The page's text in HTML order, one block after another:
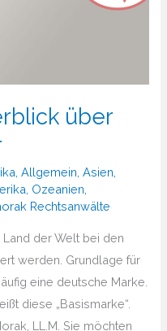
über
,Allgemein ,Asien
Ozeanien
Rechtsanwälte
der Welt bei den
werden. Grundlage für
eine deutsche Marke.
diese „Basismarke“.
LL.M. Sie möchten